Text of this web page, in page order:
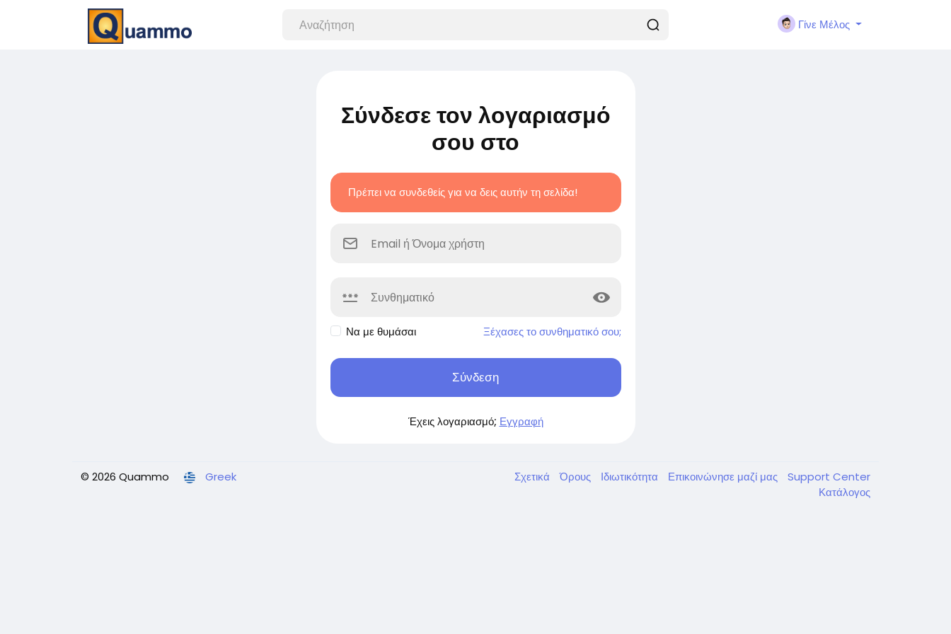
Γίνε Μέλος
Σύνδεσε τον λογαριασμό
σου στο
Πρέπει να συνδεθείς για να δεις αυτήν τη σελίδα!
Να με θυμάσαι Ξέχασες το συνθηματικό σου;
Σύνδεση
Έχεις λογαριασμό; Εγγραφή
© 2026 Quammo Greek Σχετικά Όρους Ιδιωτικότητα Επικοινώνησε μαζί μας
Support Center
Κατάλογος